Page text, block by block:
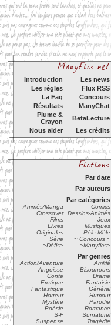
Introduction
Les news
Les règles
Flux RSS
La Faq
Concours
Résultats
ManyChat
Plume &
Crayon
BetaLecture
Nous aider
Les crédits
Par date
Par auteurs
Par catégories
Animés/Manga
Comics
Crossover
Dessins-Animés
Films
Jeux
Livres
Musiques
Originales
Pèle-Mèle
Série
~ Concours ~
~Défis~
~Manyfics~
Par genres
Action/Aventure
Amitié
Angoisse
Bisounours
Conte
Drame
Erotique
Fantaisie
Fantastique
Général
Horreur
Humour
Mystère
Parodie
Poésie
Romance
S-F
Surnaturel
Suspense
Tragédie